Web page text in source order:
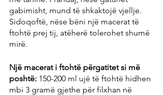
gabimisht, mund të shkaktojë vjellje.
Sidoqoftë, nëse bëni një macerat të
ftohtë prej tij, atëherë tolerohet shumë
mirë.
Një macerat i ftohtë përgatitet si më
poshtë: 150-200 ml ujë të ftohtë hidhen
mbi 3 gramë gjethe për filxhan në